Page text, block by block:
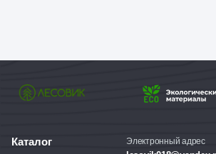
Каталог
Электронный адрес